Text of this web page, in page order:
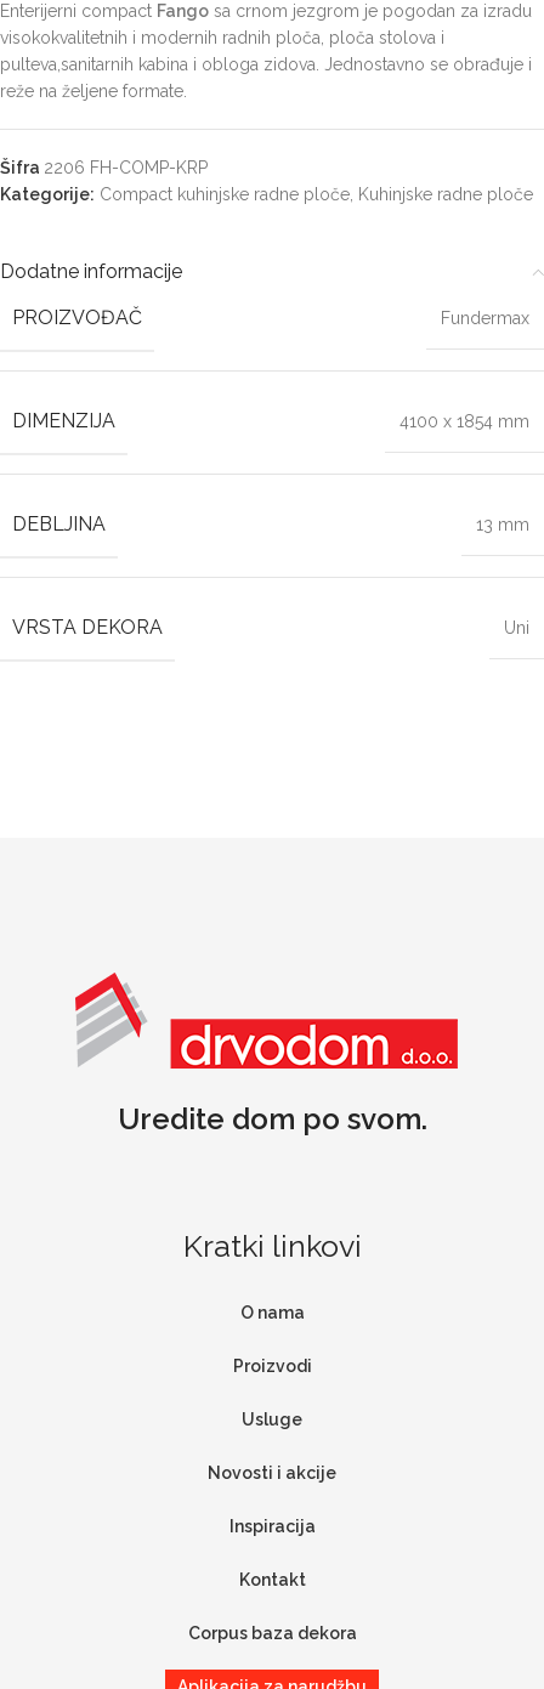
Enterijerni compact Fango sa crnom jezgrom je pogodan za izradu
visokokvalitetnih i modernih radnih ploča, ploča stolova i
pulteva,sanitarnih kabina i obloga zidova. Jednostavno se obrađuje i
reže na željene formate.
Šifra 2206 FH-COMP-KRP
Kategorije: Compact kuhinjske radne ploče Kuhinjske radne ploče
Dodatne informacije
PROIZVOĐAČ
Fundermax
DIMENZIJA 4100 x 1854 mm
DEBLJINA 13 mm
VRSTA DEKORA Uni
Uredite dom po svom.
Kratki linkovi
O nama
Proizvodi
Usluge
Novosti i akcije
Inspiracija
Kontakt
Corpus baza dekora